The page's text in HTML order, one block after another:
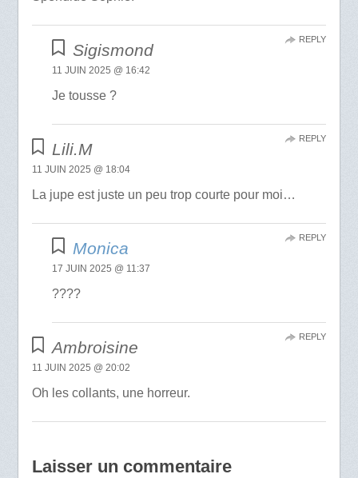
Sigismond
11 JUIN 2025 @ 16:42
Je tousse ?
REPLY
Lili.M
11 JUIN 2025 @ 18:04
La jupe est juste un peu trop courte pour moi…
REPLY
Monica
17 JUIN 2025 @ 11:37
????
REPLY
Ambroisine
11 JUIN 2025 @ 20:02
Oh les collants, une horreur.
REPLY
Laisser un commentaire